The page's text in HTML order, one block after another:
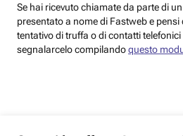
Se hai ricevuto chiamate da parte di
presentato a nome di Fastweb e
tentativo di truffa o di contatti
segnalarcelo compilandoquesto